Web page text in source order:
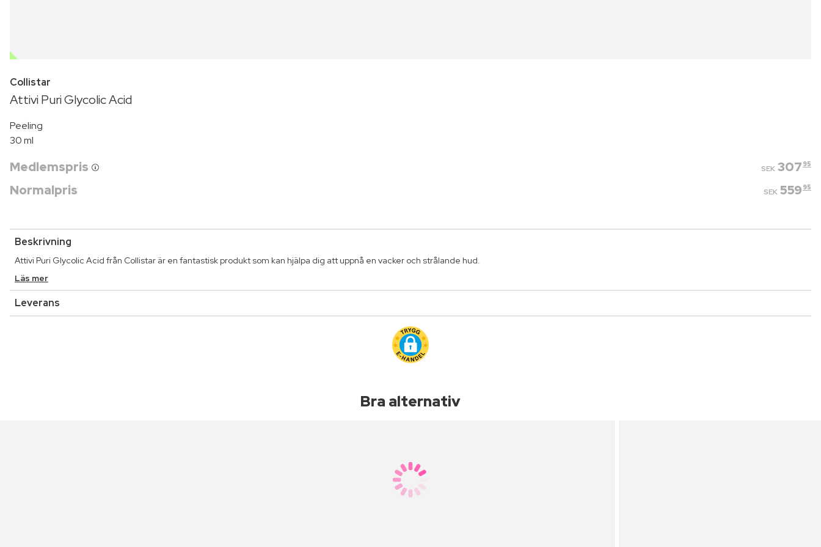
OUTLET
Collistar
Attivi Puri Glycolic Acid
Peeling
30 ml
Medlemspris SEK 307 95
Normalpris SEK 559 95
Beskrivning
Attivi Puri Glycolic Acid från Collistar är en fantastisk produkt som kan hjälpa dig att uppnå en vacker och strålande hud.
Läs mer
Leverans
Bra alternativ